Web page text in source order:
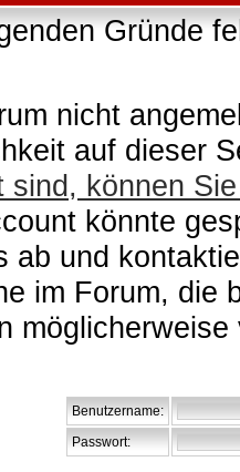
Gründe
nicht
auf dieser
sind, können
könnte
ab und
im Forum, die
Benutzername:
Passwort: